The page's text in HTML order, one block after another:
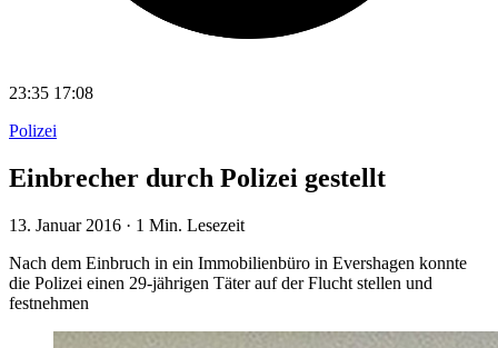
23:35 17:08
Polizei
Einbrecher durch Polizei gestellt
13. Januar 2016 · 1 Min. Lesezeit
Nach dem Einbruch in ein Immobilienbüro in Evershagen konnte
die Polizei einen 29-jährigen Täter auf der Flucht stellen und
festnehmen